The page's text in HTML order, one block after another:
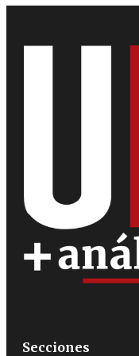
Secciones